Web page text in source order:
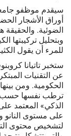
سيقدم موظفو
أوراق الأشجار
الضوئية. والحقيقة
وبتحليل تركيبتها
للمرء أن يقول
ستخبر تاتيانا
عن التقنيات
الحكومية. ومن
ترطب نفسها حسب
الذكي» المعتمد على
على مستوى النانو
لتشخيص محتوى